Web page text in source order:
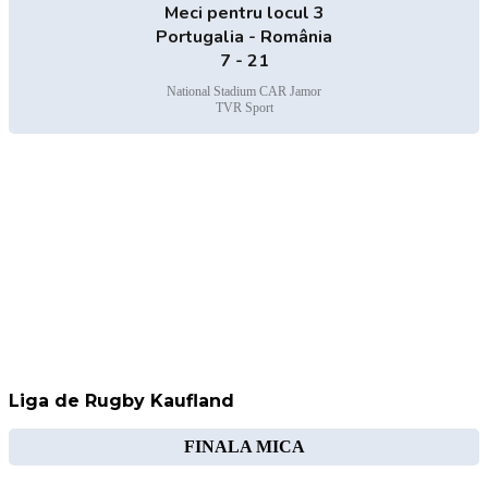
Meci pentru locul 3
Portugalia - România
7 - 21
National Stadium CAR Jamor
TVR Sport
Liga de Rugby Kaufland
FINALA MICA